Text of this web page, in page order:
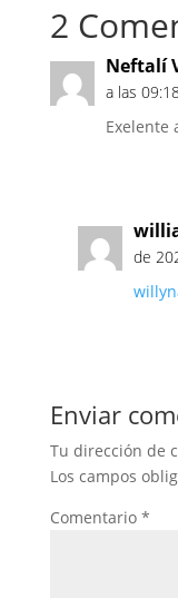
2
Neftalí
a las 09:18
Exelente
de
Enviar
Tu dirección de
Los campos
Comentario *